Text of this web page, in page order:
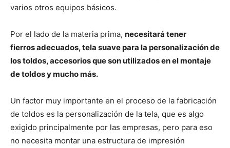
varios otros equipos básicos.
Por el lado de la materia prima, necesitará tener
fierros adecuados, tela suave para la personalización de
los toldos, accesorios que son utilizados en el montaje
de toldos y mucho más.
Un factor muy importante en el proceso de la fabricación
de toldos es la personalización de la tela, que es algo
exigido principalmente por las empresas, pero para eso
no necesita montar una estructura de impresión